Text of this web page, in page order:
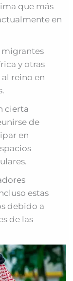
que más
en
migrantes
y otras
reino en
cierta
de
en
estas
debido a
de las